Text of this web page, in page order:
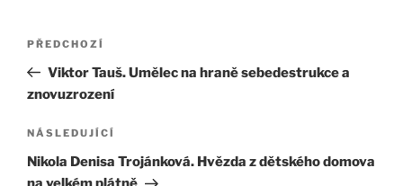
Navigace
příspěvek
Předchozí
příspěvek
PŘEDCHOZÍ
Viktor Tauš. Umělec na hraně sebedestrukce a
znovuzrození
Následující
příspěvek
NÁSLEDUJÍCÍ
Nikola Denisa Trojánková. Hvězda z dětského domova